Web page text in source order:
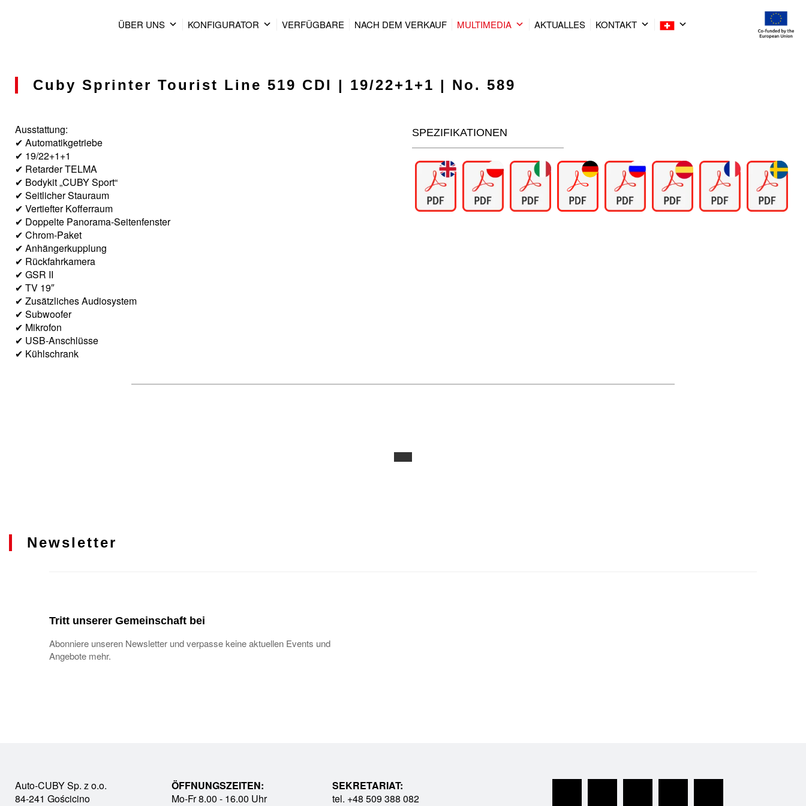
ÜBER UNS KONFIGURATOR VERFÜGBARE NACH DEM VERKAUF MULTIMEDIA AKTUALLES KONTAKT
Cuby Sprinter Tourist Line 519 CDI | 19/22+1+1 | No. 589
Ausstattung:
✔ Automatikgetriebe
✔ 19/22+1+1
✔ Retarder TELMA
✔ Bodykit „CUBY Sport“
✔ Seitlicher Stauraum
✔ Vertiefter Kofferraum
✔ Doppelte Panorama-Seitenfenster
✔ Chrom-Paket
✔ Anhängerkupplung
✔ Rückfahrkamera
✔ GSR II
✔ TV 19″
✔ Zusätzliches Audiosystem
✔ Subwoofer
✔ Mikrofon
✔ USB-Anschlüsse
✔ Kühlschrank
SPEZIFIKATIONEN
Newsletter
Tritt unserer Gemeinschaft bei
Abonniere unseren Newsletter und verpasse keine aktuellen Events und
Angebote mehr.
Auto-CUBY Sp. z o.o.
84-241 Gościcino
ÖFFNUNGSZEITEN:
Mo-Fr 8.00 - 16.00 Uhr
SEKRETARIAT:
tel. +48 509 388 082